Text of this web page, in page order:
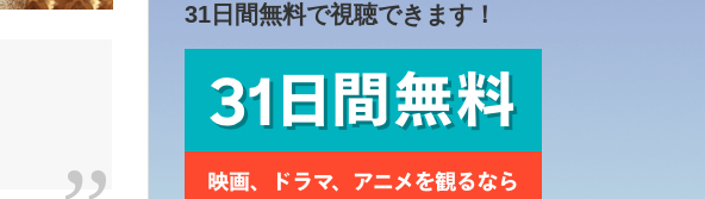
31日間無料で視聴できます！